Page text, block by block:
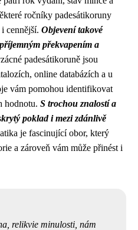
ročníky padesátikoruny
cennější. Objevení takové
překvapením a
padesátikoruně jsou
online databázích a u
vám pomohou identifikovat
hodnotu. S trochou znalostí a
poklad i mezi zdánlivě
je fascinující obor, který
a zároveň vám může přinést i
relikvie minulosti, nám